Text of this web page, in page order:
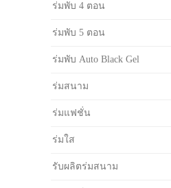
ร่มพับ 4 ตอน
ร่มพับ 5 ตอน
ร่มพับ Auto Black Gel
ร่มสนาม
ร่มแฟชั่น
ร่มใส
รับผลิตร่มสนาม